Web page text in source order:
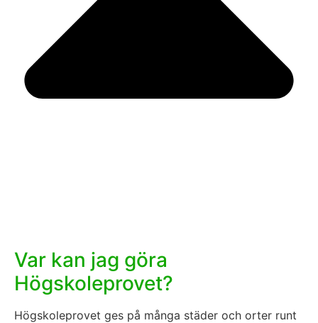
Var kan jag göra
Högskoleprovet?
Högskoleprovet ges på många städer och orter runt